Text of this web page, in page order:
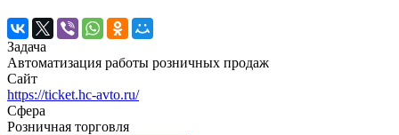
Задача
Автоматизация работы розничных продаж
Сайт
https://ticket.hc-avto.ru/
Сфера
Розничная торговля